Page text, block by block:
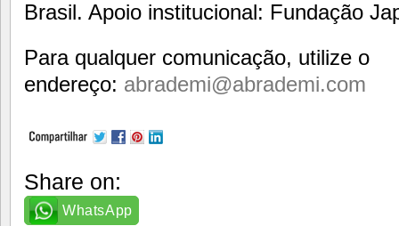
Brasil. Apoio institucional: Fundação
Para qualquer comunicação, utilize o
endereço: abrademi@abrademi.com
Share on:
WhatsApp